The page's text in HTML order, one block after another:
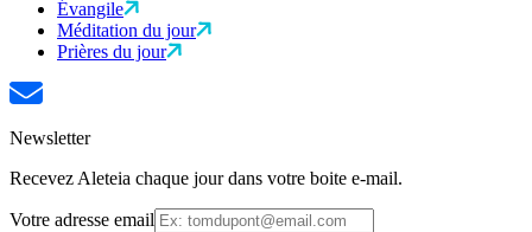
Évangile
Méditation du jour
Prières du jour
Newsletter
Recevez Aleteia chaque jour dans votre boite e-mail.
Votre adresse email